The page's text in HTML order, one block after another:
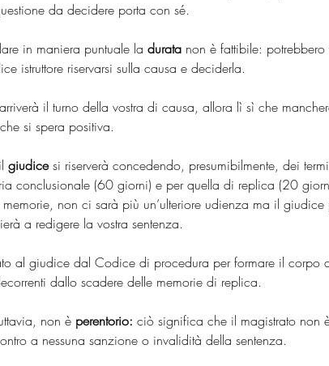
da decidere porta con sé.
in maniera puntuale la durata non è fattibile:
istruttore riservarsi sulla causa e deciderla.
il turno della vostra di causa, allora lì sì che
che si spera positiva.
giudice si riserverà concedendo, presumibilmente, dei
conclusionale (60 giorni) e per quella di replica (20
memorie, non ci sarà più un’ulteriore udienza ma il giudice
a redigere la vostra sentenza.
al giudice dal Codice di procedura per formare il corpo
dallo scadere delle memorie di replica.
non è perentorio: ciò significa che il magistrato non
a nessuna sanzione o invalidità della sentenza.